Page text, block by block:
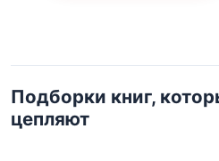
Подборки книг,
цепляют